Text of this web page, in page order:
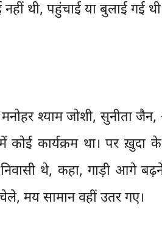
थी, पहुंचाई या बुलाई गई
श्याम जोशी, सुनीता
कोई कार्यक्रम था। पर
थे, कहा, गाड़ी आगे बढ़ने
मय सामान वहीं उतर गए।